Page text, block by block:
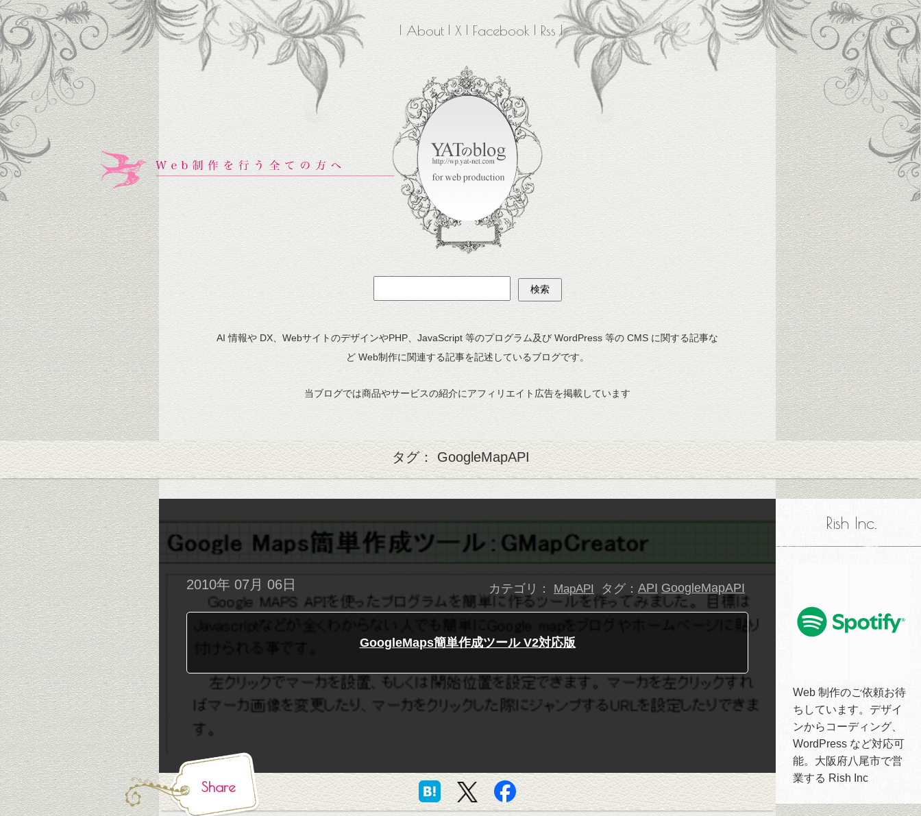
About X Facebook Rss
AI 情報や DX、WebサイトのデザインやPHP、JavaScript 等のプログラム及び WordPress 等の CMS に関する記事な
ど Web制作に関連する記事を記述しているブログです。
当ブログでは商品やサービスの紹介にアフィリエイト広告を掲載しています
タグ： GoogleMapAPI
2010年 07月 06日 カテゴリ： MapAPI タグ： API GoogleMapAPI
GoogleMaps簡単作成ツール V2対応版
Share
Rish Inc.
Web 制作のご依頼お待
ちしています。デザイ
ンからコーディング、
WordPress など対応可
能。大阪府八尾市で営
業する Rish Inc